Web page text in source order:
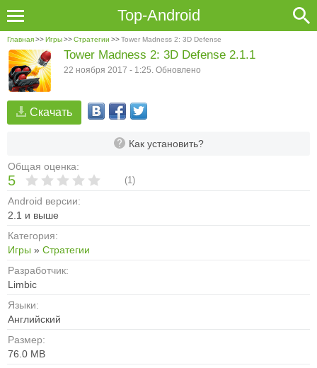
Top-Android
Главная>>Игры>>Стратегии >>Tower Madness 2: 3D Defense
Скачать
Как установить?
Общая оценка:
5 (1)
Android версии:
2.1 и выше
Категория:
Игры » Стратегии
Разработчик:
Limbic
Языки:
Английский
Размер:
76.0 MB
Tower Madness 2: 3D Defense 2.1.1
22 ноября 2017 - 1:25. Обновлено